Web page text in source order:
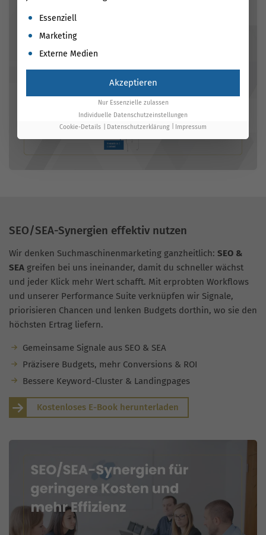
SEO/SEA-Synergien effektiv nutzen
Wir denken Suchmaschinenmarketing ganzheitlich: SEO &
SEA greifen bei uns ineinander, damit du schneller wächst
und jeder Klick mehr Wert schafft. Mit erprobten Workflows
und unserer Performance Suite verknüpfen wir Signale,
priorisieren Chancen und lenken Budgets dorthin, wo sie den
höchsten Ertrag liefern.
Gemeinsame Signale aus SEO & SEA
Präzisere Budgets, mehr Conversions & ROI
Bessere Keyword-Cluster & Landingpages
Kostenloses E-Book herunterladen
Es folgt eine Liste der Service-Gruppen, für die eine
Essenziell
Marketing
Externe Medien
Akzeptieren
Nur Essenzielle zulassen
Individuelle Datenschutzeinstellungen
Cookie-Details
Datenschutzerklärung Impressum